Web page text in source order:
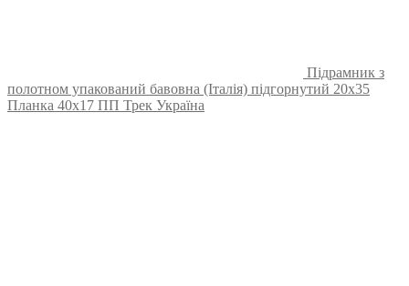
Підрамник з
полотном упакований бавовна (Італія) підгорнутий 20х35
Планка 40х17 ПП Трек Україна